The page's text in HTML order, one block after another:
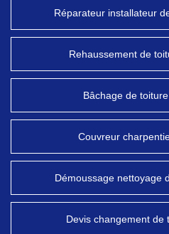
Réparateur installateur
Rehaussement de
Bâchage de
Couvreur
Démoussage nettoyage
Devis changement de